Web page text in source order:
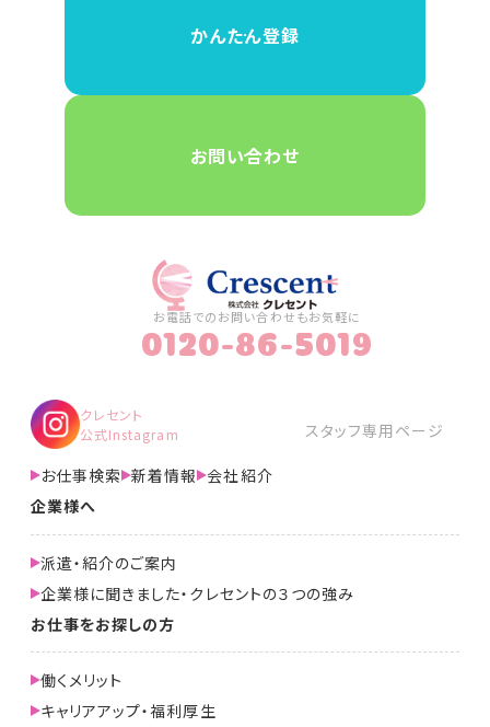
かんたん登録
お問い合わせ
お電話でのお問い合わせもお気軽に
0120-86-5019
クレセント
公式Instagram
スタッフ専用ページ
お仕事検索 新着情報 会社紹介
企業様へ
派遣・紹介のご案内
企業様に聞きました・クレセントの３つの強み
お仕事をお探しの方
働くメリット
キャリアアップ・福利厚生